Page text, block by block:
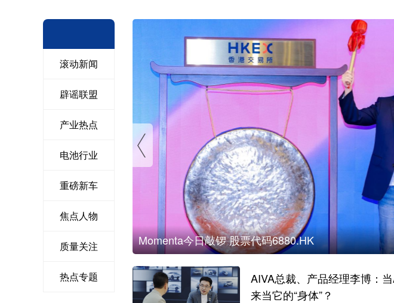
滚动新闻
辟谣联盟
产业热点
电池行业
重磅新车
焦点人物
质量关注
热点专题
Momenta今日敲锣 股票代码6880.HK
AIVA总裁、产品经理李博：
来当它的“身体”？